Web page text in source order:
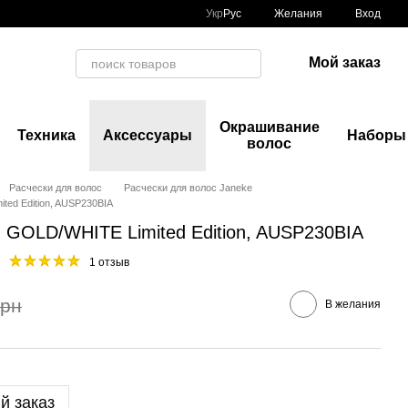
Укр Рус Желания Вход
Мой заказ
Техника Аксессуары
Окрашивание
волос
Наборы
Расчески для волос
Расчески для волос Janeke
Edition, AUSP230BIA
WHITE Limited Edition, AUSP230BIA
1 отзыв
В желания
заказ